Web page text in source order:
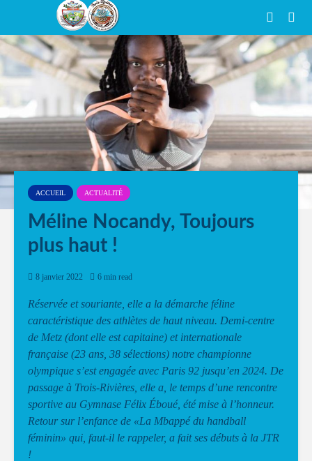
ACCUEIL ACTUALITÉ
Méline Nocandy, Toujours
plus haut !
8 janvier 2022 6 min read
Réservée et souriante, elle a la démarche féline
caractéristique des athlètes de haut niveau. Demi-centre
de Metz (dont elle est capitaine) et internationale
française (23 ans, 38 sélections) notre championne
olympique s’est engagée avec Paris 92 jusqu’en 2024. De
passage à Trois-Rivières, elle a, le temps d’une rencontre
sportive au Gymnase Félix Éboué, été mise à l’honneur.
Retour sur l’enfance de «La Mbappé du handball
féminin» qui, faut-il le rappeler, a fait ses débuts à la JTR
!